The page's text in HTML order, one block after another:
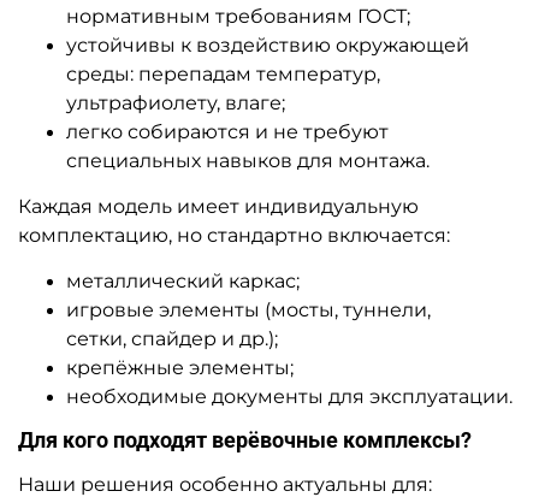
нормативным требованиям ГОСТ;
устойчивы к воздействию окружающей
среды: перепадам температур,
ультрафиолету, влаге;
легко собираются и не требуют
специальных навыков для монтажа.
Каждая модель имеет индивидуальную
комплектацию, но стандартно включается:
металлический каркас;
игровые элементы (мосты, туннели,
сетки, спайдер и др.);
крепёжные элементы;
необходимые документы для эксплуатации.
Для кого подходят верёвочные комплексы?
Наши решения особенно актуальны для: